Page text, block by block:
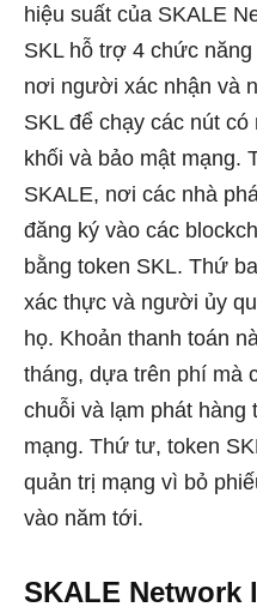
hiệu suất của SKALE
SKL hỗ trợ 4 chức
nơi người xác nhận và
SKL để chạy các nút
khối và bảo mật mạng.
SKALE, nơi các nhà
đăng ký vào các
bằng token SKL. Thứ
xác thực và người ủy
họ. Khoản thanh toán
tháng, dựa trên phí mà
chuỗi và lạm phát hàng
mạng. Thứ tư, token
quản trị mạng vì bỏ
vào năm tới.
SKALE Network